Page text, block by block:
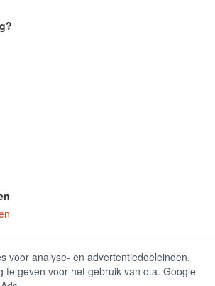
© E-Keys B.V. 2026
van E-Keys B.V. geregistreerd onder kamer
voor analyse- en advertentiedoeleinden.
te geven voor het gebruik van o.a. Google